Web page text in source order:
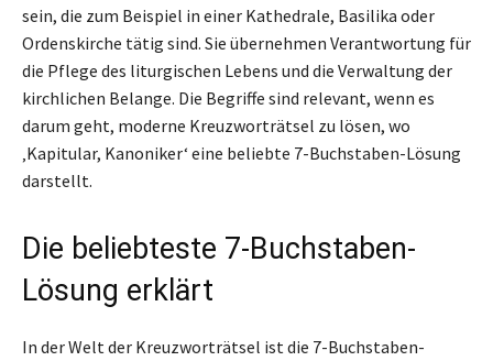
sein, die zum Beispiel in einer Kathedrale, Basilika oder
Ordenskirche tätig sind. Sie übernehmen Verantwortung für
die Pflege des liturgischen Lebens und die Verwaltung der
kirchlichen Belange. Die Begriffe sind relevant, wenn es
darum geht, moderne Kreuzworträtsel zu lösen, wo
‚Kapitular, Kanoniker‘ eine beliebte 7-Buchstaben-Lösung
darstellt.
Die beliebteste 7-Buchstaben-
Lösung erklärt
In der Welt der Kreuzworträtsel ist die 7-Buchstaben-